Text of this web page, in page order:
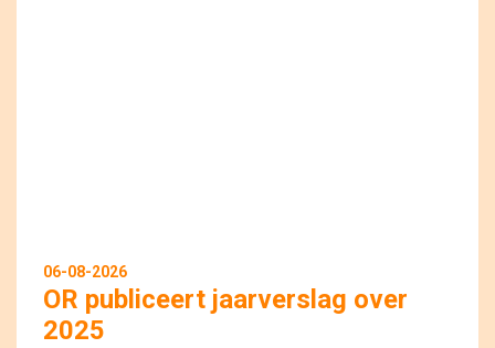
06-08-2026
OR publiceert jaarverslag over
2025